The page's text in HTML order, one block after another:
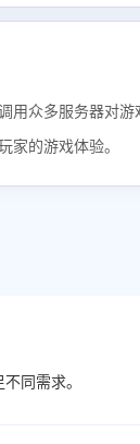
用众多服务器对
家的游戏体验。
同需求。